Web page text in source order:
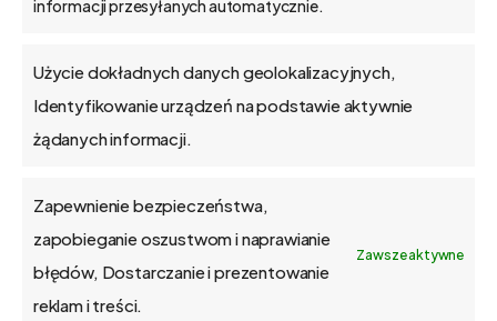
informacji przesyłanych automatycznie.
Użycie dokładnych danych geolokalizacyjnych,
Identyfikowanie urządzeń na podstawie aktywnie
żądanych informacji.
Zapewnienie bezpieczeństwa,
zapobieganie oszustwom i naprawianie
błędów, Dostarczanie i prezentowanie
reklam i treści.
Zawsze aktywne
Blog
Kontakt
O firmie
Praca